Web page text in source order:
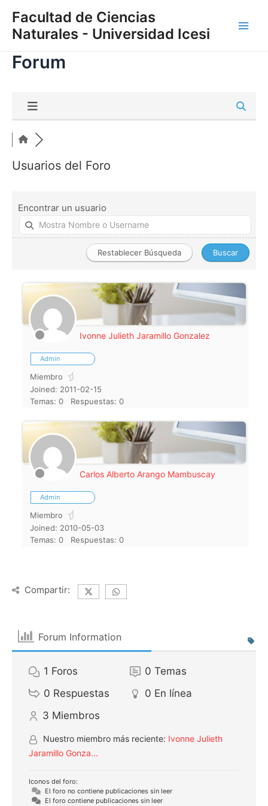
content
Facultad de Ciencias
Naturales - Universidad Icesi
Forum
Usuarios del Foro
Encontrar un usuario
Ivonne Julieth Jaramillo Gonzalez
Admin
Miembro
Joined: 2011-02-15
Temas: 0
Respuestas: 0
Carlos Alberto Arango Mambuscay
Admin
Miembro
Joined: 2010-05-03
Temas: 0
Respuestas: 0
Compartir:
Forum Information
1 Foros 0 Temas
0 Respuestas 0 En línea
3 Miembros
Nuestro miembro más reciente: Ivonne Julieth
Jaramillo Gonza...
Iconos del foro:
El foro no contiene publicaciones sin leer
El foro contiene publicaciones sin leer